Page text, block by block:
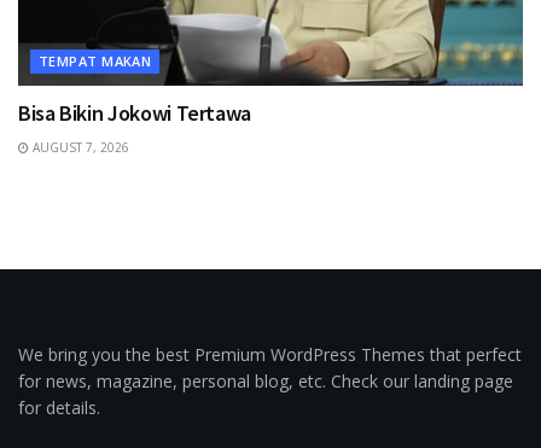
TEMPAT MAKAN
Bisa Bikin Jokowi Tertawa
AUGUST 7, 2026
We bring you the best Premium WordPress Themes that perfect
for news, magazine, personal blog, etc. Check our landing page
for details.